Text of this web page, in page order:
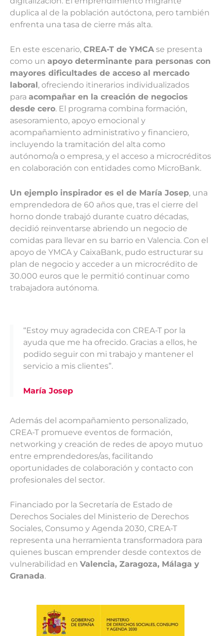
duplica al de la población autóctona, pero también
enfrenta una tasa de cierre más alta.
En este escenario, CREA-T de YMCA se presenta
como un apoyo determinante para personas con
mayores dificultades de acceso al mercado
laboral, ofreciendo itinerarios individualizados
para acompañar en la creación de negocios
desde cero. El programa combina formación,
asesoramiento, apoyo emocional y
acompañamiento administrativo y financiero,
incluyendo la tramitación del alta como
autónomo/a o empresa, y el acceso a microcréditos
en colaboración con entidades como MicroBank.
Un ejemplo inspirador es el de María Josep, una
emprendedora de 60 años que, tras el cierre del
horno donde trabajó durante cuatro décadas,
decidió reinventarse abriendo un negocio de
comidas para llevar en su barrio en Valencia. Con el
apoyo de YMCA y CaixaBank, pudo estructurar su
plan de negocio y acceder a un microcrédito de
30.000 euros que le permitió continuar como
trabajadora autónoma.
“Estoy muy agradecida con CREA-T por la
ayuda que me ha ofrecido. Gracias a ellos, he
podido seguir con mi trabajo y mantener el
servicio a mis clientes”.
María Josep
Además del acompañamiento personalizado,
CREA-T promueve eventos de formación,
networking y creación de redes de apoyo mutuo
entre emprendedores/as, facilitando
oportunidades de colaboración y contacto con
profesionales del sector.
Financiado por la Secretaría de Estado de
Derechos Sociales del Ministerio de Derechos
Sociales, Consumo y Agenda 2030, CREA-T
representa una herramienta transformadora para
quienes buscan emprender desde contextos de
vulnerabilidad en Valencia, Zaragoza, Málaga y
Granada.